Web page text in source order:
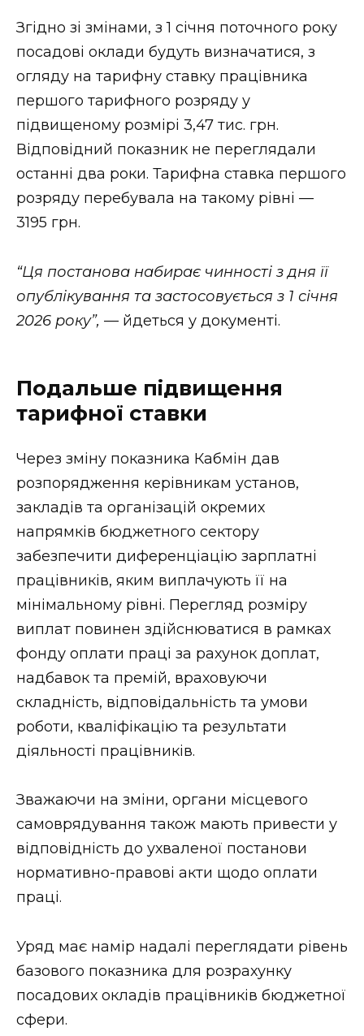
Згідно зі змінами, з 1 січня поточного року
посадові оклади будуть визначатися, з
огляду на тарифну ставку працівника
першого тарифного розряду у
підвищеному розмірі 3,47 тис. грн.
Відповідний показник не переглядали
останні два роки. Тарифна ставка першого
розряду перебувала на такому рівні —
3195 грн.
“Ця постанова набирає чинності з дня її
опублікування та застосовується з 1 січня
2026 року”, — йдеться у документі.
Подальше підвищення
тарифної ставки
Через зміну показника Кабмін дав
розпорядження керівникам установ,
закладів та організацій окремих
напрямків бюджетного сектору
забезпечити диференціацію зарплатні
працівників, яким виплачують її на
мінімальному рівні. Перегляд розміру
виплат повинен здійснюватися в рамках
фонду оплати праці за рахунок доплат,
надбавок та премій, враховуючи
складність, відповідальність та умови
роботи, кваліфікацію та результати
діяльності працівників.
Зважаючи на зміни, органи місцевого
самоврядування також мають привести у
відповідність до ухваленої постанови
нормативно-правові акти щодо оплати
праці.
Уряд має намір надалі переглядати рівень
базового показника для розрахунку
посадових окладів працівників бюджетної
сфери.